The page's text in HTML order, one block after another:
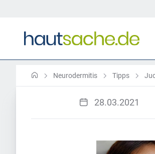
Neurodermitis Tipps
28.03.2021